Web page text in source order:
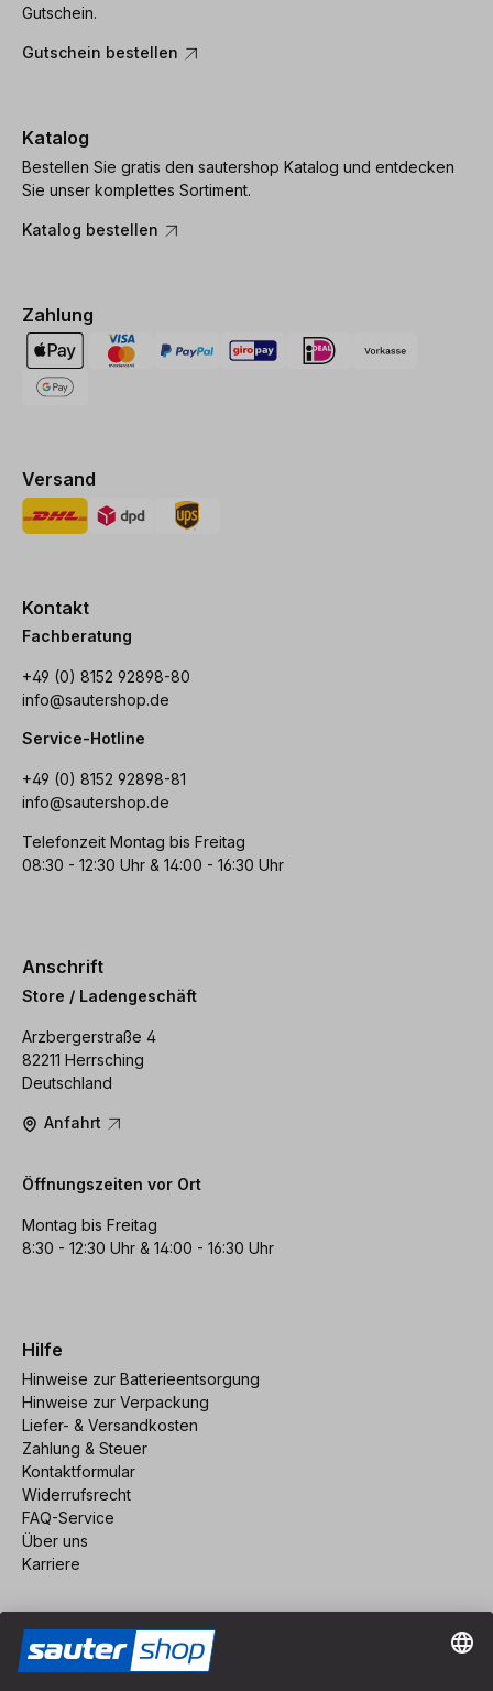
Gutschein.
Gutschein bestellen
Katalog
Bestellen Sie gratis den sautershop Katalog und entdecken
Sie unser komplettes Sortiment.
Katalog bestellen
Zahlung
Versand
Kontakt
Fachberatung
+49 (0) 8152 92898-80
info@sautershop.de
Service-Hotline
+49 (0) 8152 92898-81
info@sautershop.de
Telefonzeit Montag bis Freitag
08:30 - 12:30 Uhr & 14:00 - 16:30 Uhr
Anschrift
Store / Ladengeschäft
Arzbergerstraße 4
82211 Herrsching
Deutschland
Anfahrt
Öffnungszeiten vor Ort
Montag bis Freitag
8:30 - 12:30 Uhr & 14:00 - 16:30 Uhr
Hilfe
Hinweise zur Batterieentsorgung
Hinweise zur Verpackung
Liefer- & Versandkosten
Zahlung & Steuer
Kontaktformular
Widerrufsrecht
FAQ-Service
Über uns
Karriere